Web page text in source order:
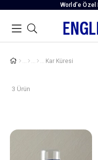
World’e
Kar Küresi
3 Ürün